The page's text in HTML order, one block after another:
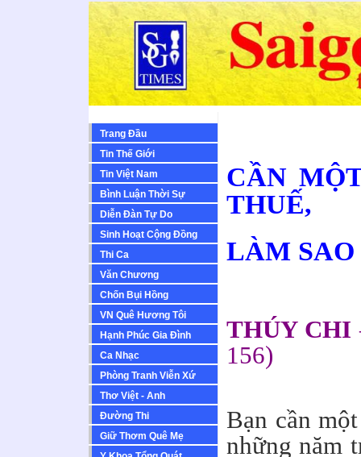
Trang Đầu
Tin Thế Giới
Tin Việt Nam
Bình Luận Thời Sự
Diễn Ðàn Tự Do
Sinh Hoạt Cộng Ðồng
Thi Ca
Văn Chương
Chốn Bụi Hồng
VN Quê Hương Tôi
Hạnh Phúc Gia Đình
Ca Nhạc
Phòng Tranh Viễn Xứ
Thơ Việt - Anh
Ðường Thi
Giữ Thơm Quê Mẹ
CẦN
THUẾ,
LÀM
THÚY CHI
156)
Bạn cần
những năm